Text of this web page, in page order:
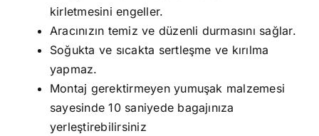
kirletmesini engeller.
Aracınızın temiz ve düzenli durmasını sağlar.
Soğukta ve sıcakta sertleşme ve kırılma
yapmaz.
Montaj gerektirmeyen yumuşak malzemesi
sayesinde 10 saniyede bagajınıza
yerleştirebilirsiniz